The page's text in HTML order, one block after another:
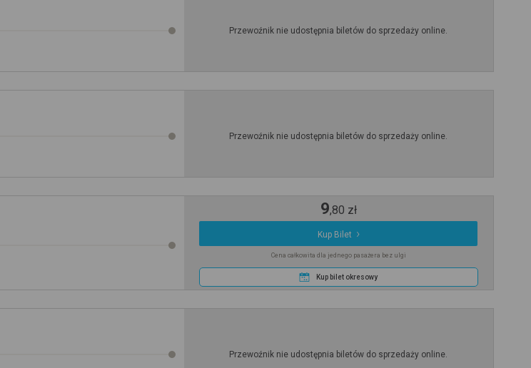
Przewoźnik nie udostępnia biletów do sprzedaży online.
Przewoźnik nie udostępnia biletów do sprzedaży online.
9,80 zł
Kup Bilet
Cena całkowita dla jednego pasażera bez ulgi
Kup bilet okresowy
Przewoźnik nie udostępnia biletów do sprzedaży online.